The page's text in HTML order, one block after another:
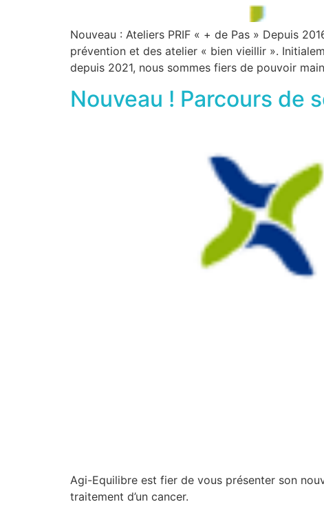
Nouveau : Ateliers PRIF « + de Pas » Depuis
prévention et des atelier « bien vieillir ».
depuis 2021, nous sommes fiers de pouvoir
Nouveau ! Parcours de
Agi-Equilibre est fier de vous présenter son
traitement d’un cancer.